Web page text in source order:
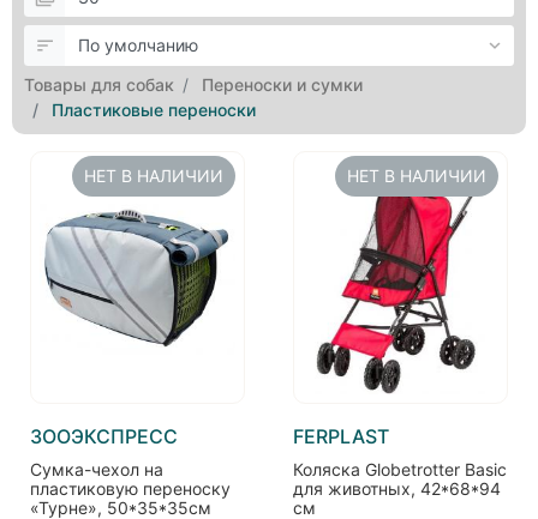
Товары для собак
Переноски и сумки
Пластиковые переноски
НЕТ В НАЛИЧИИ
ЗООЭКСПРЕСС
Cумка-чехол на
пластиковую переноску
«Турне», 50*35*35см
НЕТ В НАЛИЧИИ
FERPLAST
Коляска Globetrotter Basic
для животных, 42*68*94
см